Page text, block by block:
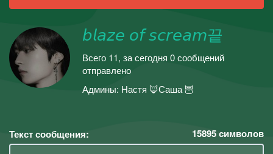
𝘣𝘭𝘢𝘻𝘦 𝘰𝘧 𝘴𝘤𝘳𝘦𝘢𝘮끝
Всего 11, за сегодня 0 сообщений
отправлено
Админы: Настя 🦊Саша 🦉
Текст сообщения: 15895символов